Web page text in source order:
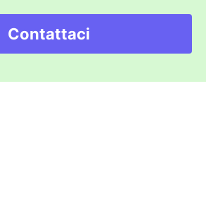
Contattaci